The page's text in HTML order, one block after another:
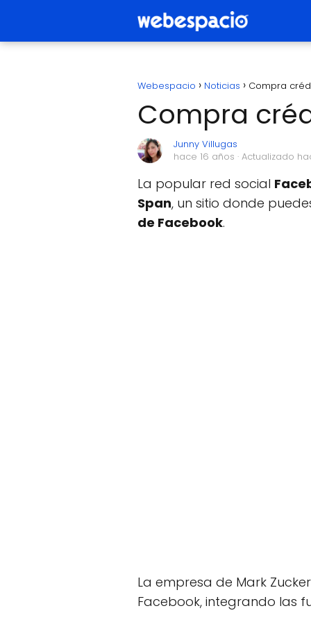
Webespacio Noticias Compra
Compra
Junny Villugas
hace 16 años · Actualizado
La popular red social
Span, un sitio donde
de Facebook.
La empresa de Mark
Facebook, integrando las